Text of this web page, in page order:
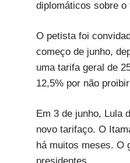
diplomáticos sobre o
O petista foi
começo de junho,
uma tarifa geral de
12,5% por não
Em 3 de junho, Lula
novo tarifaço. O
há muitos meses. O